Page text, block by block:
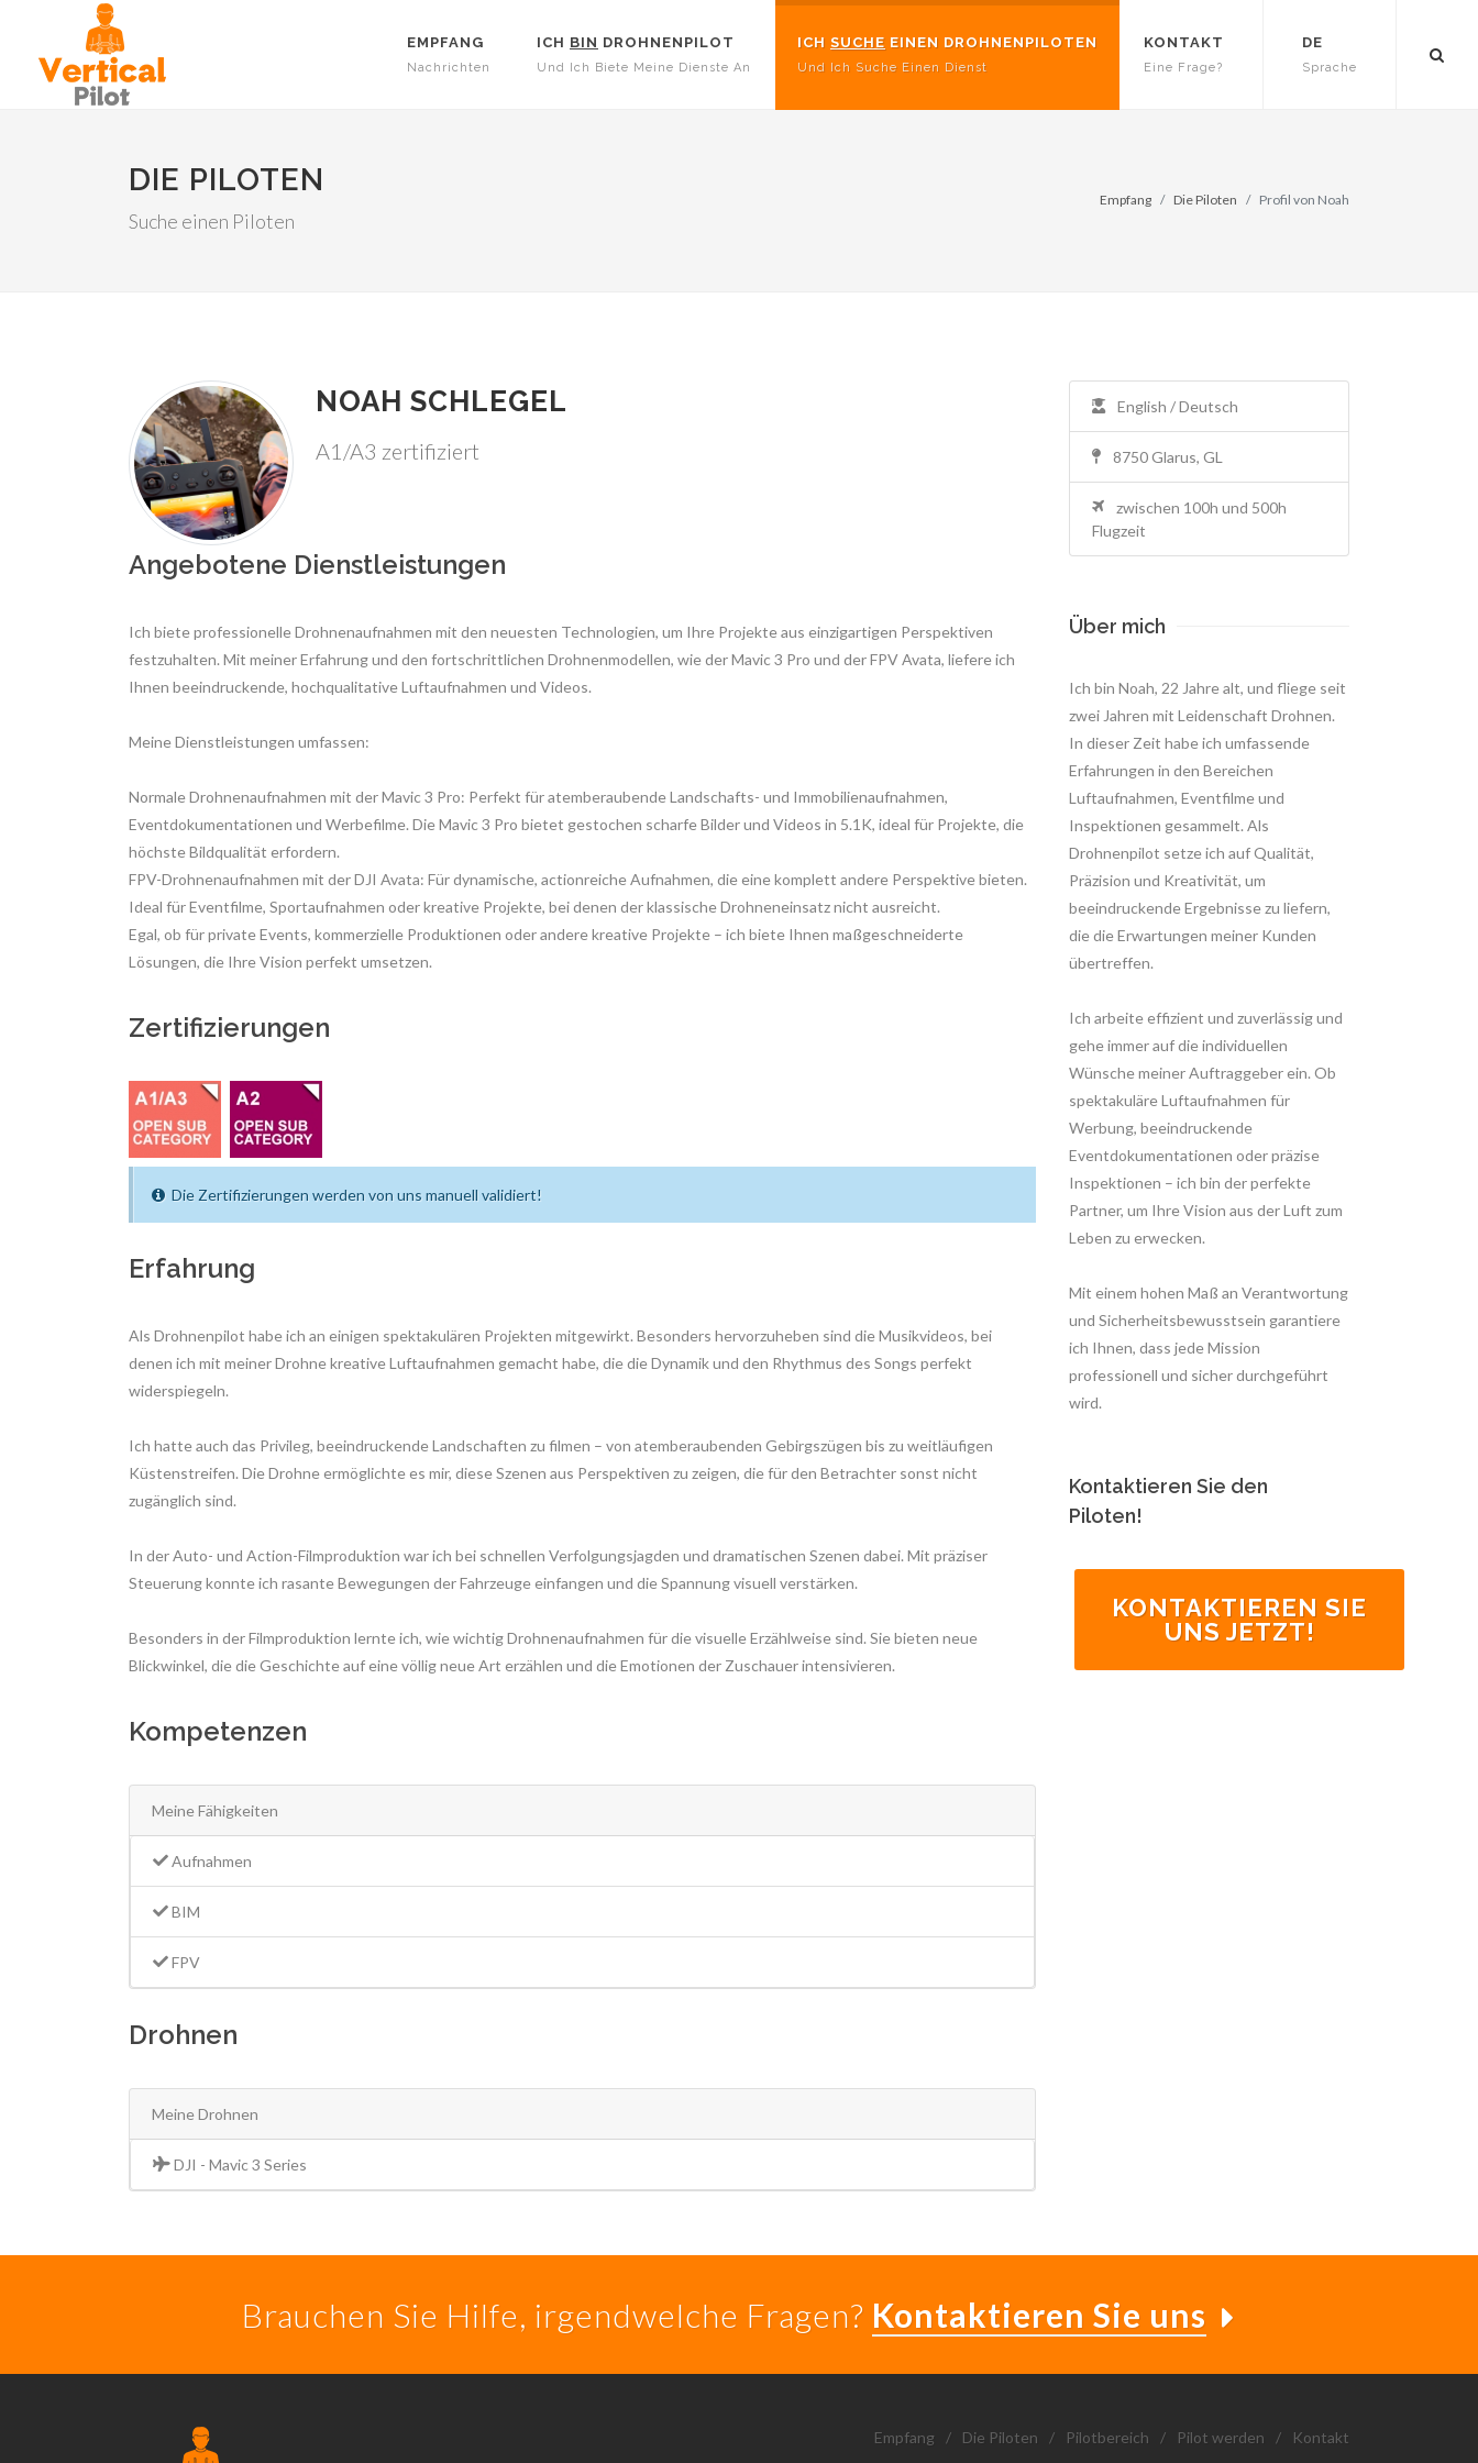
EMPFANG
Nachrichten
ICH BIN DROHNENPILOT
Und Ich Biete Meine Dienste An
ICH SUCHE EINEN DROHNENPILOTEN
Und Ich Suche Einen Dienst
KONTAKT
Eine Frage?
DE
Sprache
DIE PILOTEN
Suche einen Piloten
Empfang Die Piloten Profil von Noah
NOAH SCHLEGEL
A1/A3 zertifiziert
Angebotene Dienstleistungen
Ich biete professionelle Drohnenaufnahmen mit den neuesten Technologien, um Ihre Projekte aus einzigartigen Perspektiven
festzuhalten. Mit meiner Erfahrung und den fortschrittlichen Drohnenmodellen, wie der Mavic 3 Pro und der FPV Avata, liefere ich
Ihnen beeindruckende, hochqualitative Luftaufnahmen und Videos.
Meine Dienstleistungen umfassen:
Normale Drohnenaufnahmen mit der Mavic 3 Pro: Perfekt für atemberaubende Landschafts- und Immobilienaufnahmen,
Eventdokumentationen und Werbefilme. Die Mavic 3 Pro bietet gestochen scharfe Bilder und Videos in 5.1K, ideal für Projekte, die
höchste Bildqualität erfordern.
FPV-Drohnenaufnahmen mit der DJI Avata: Für dynamische, actionreiche Aufnahmen, die eine komplett andere Perspektive bieten.
Ideal für Eventfilme, Sportaufnahmen oder kreative Projekte, bei denen der klassische Drohneneinsatz nicht ausreicht.
Egal, ob für private Events, kommerzielle Produktionen oder andere kreative Projekte – ich biete Ihnen maßgeschneiderte
Lösungen, die Ihre Vision perfekt umsetzen.
Zertifizierungen
Die Zertifizierungen werden von uns manuell validiert!
Erfahrung
Als Drohnenpilot habe ich an einigen spektakulären Projekten mitgewirkt. Besonders hervorzuheben sind die Musikvideos, bei
denen ich mit meiner Drohne kreative Luftaufnahmen gemacht habe, die die Dynamik und den Rhythmus des Songs perfekt
widerspiegeln.
Ich hatte auch das Privileg, beeindruckende Landschaften zu filmen – von atemberaubenden Gebirgszügen bis zu weitläufigen
Küstenstreifen. Die Drohne ermöglichte es mir, diese Szenen aus Perspektiven zu zeigen, die für den Betrachter sonst nicht
zugänglich sind.
In der Auto- und Action-Filmproduktion war ich bei schnellen Verfolgungsjagden und dramatischen Szenen dabei. Mit präziser
Steuerung konnte ich rasante Bewegungen der Fahrzeuge einfangen und die Spannung visuell verstärken.
Besonders in der Filmproduktion lernte ich, wie wichtig Drohnenaufnahmen für die visuelle Erzählweise sind. Sie bieten neue
Blickwinkel, die die Geschichte auf eine völlig neue Art erzählen und die Emotionen der Zuschauer intensivieren.
Kompetenzen
Meine Fähigkeiten
Aufnahmen
BIM
FPV
Drohnen
Meine Drohnen
DJI - Mavic 3 Series
English / Deutsch
8750 Glarus, GL
zwischen 100h und 500h
Flugzeit
Über mich
Ich bin Noah, 22 Jahre alt, und fliege seit
zwei Jahren mit Leidenschaft Drohnen.
In dieser Zeit habe ich umfassende
Erfahrungen in den Bereichen
Luftaufnahmen, Eventfilme und
Inspektionen gesammelt. Als
Drohnenpilot setze ich auf Qualität,
Präzision und Kreativität, um
beeindruckende Ergebnisse zu liefern,
die die Erwartungen meiner Kunden
übertreffen.
Ich arbeite effizient und zuverlässig und
gehe immer auf die individuellen
Wünsche meiner Auftraggeber ein. Ob
spektakuläre Luftaufnahmen für
Werbung, beeindruckende
Eventdokumentationen oder präzise
Inspektionen – ich bin der perfekte
Partner, um Ihre Vision aus der Luft zum
Leben zu erwecken.
Mit einem hohen Maß an Verantwortung
und Sicherheitsbewusstsein garantiere
ich Ihnen, dass jede Mission
professionell und sicher durchgeführt
wird.
Kontaktieren Sie den
Piloten!
KONTAKTIEREN SIE
UNS JETZT!
Brauchen Sie Hilfe, irgendwelche Fragen? Kontaktieren Sie uns
Empfang / Die Piloten / Pilotbereich / Pilot werden / Kontakt